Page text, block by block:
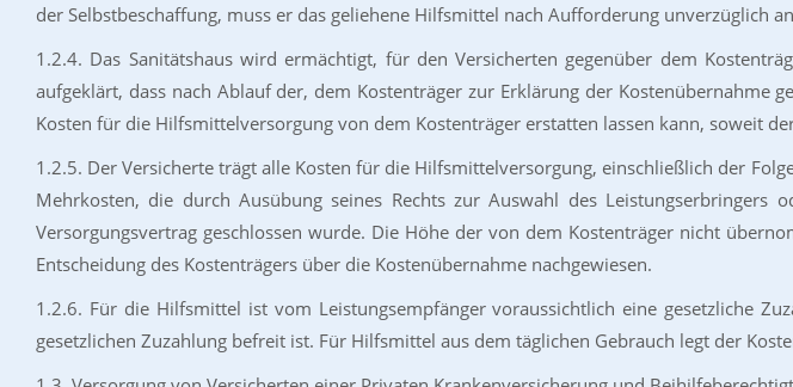
der Selbstbeschaffung, muss er das geliehene Hilfsmittel nach Aufforderung unverzüglich
1.2.4. Das Sanitätshaus wird ermächtigt, für den Versicherten gegenüber dem
aufgeklärt, dass nach Ablauf der, dem Kostenträger zur Erklärung der Kostenübernahme
Kosten für die Hilfsmittelversorgung von dem Kostenträger erstatten lassen kann, soweit
1.2.5. Der Versicherte trägt alle Kosten für die Hilfsmittelversorgung, einschließlich der
Mehrkosten, die durch Ausübung seines Rechts zur Auswahl des
Versorgungsvertrag geschlossen wurde. Die Höhe der von dem Kostenträger nicht
Entscheidung des Kostenträgers über die Kostenübernahme nachgewiesen.
1.2.6. Für die Hilfsmittel ist vom Leistungsempfänger voraussichtlich eine gesetzliche
gesetzlichen Zuzahlung befreit ist. Für Hilfsmittel aus dem täglichen Gebrauch legt der